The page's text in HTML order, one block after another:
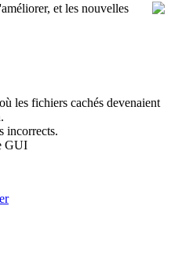
et les nouvelles
les fichiers cachés devenaient
incorrects.
GUI